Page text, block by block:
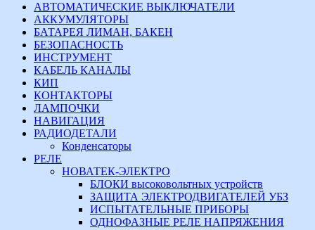
АВТОМАТИЧЕСКИЕ ВЫКЛЮЧАТЕЛИ
АККУМУЛЯТОРЫ
БАТАРЕЯ ЛИМАН, БАКЕН
БЕЗОПАСНОСТЬ
ИНСТРУМЕНТ
КАБЕЛЬ КАНАЛЫ
КИП
КОНТАКТОРЫ
ЛАМПОЧКИ
НАВИГАЦИЯ
РАДИОДЕТАЛИ
Конденсаторы
РЕЛЕ
НОВАТЕК-ЭЛЕКТРО
БЛОКИ высоковольтных устройств
ЗАЩИТА ЭЛЕКТРОДВИГАТЕЛЕЙ УБЗ
ИСПЫТАТЕЛЬНЫЕ ПРИБОРЫ
ОДНОФАЗНЫЕ РЕЛЕ НАПРЯЖЕНИЯ